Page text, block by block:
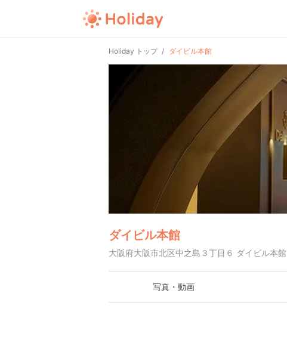
Holiday トップ ダイビル本館
ダイビル本館
大阪府大阪市北区中之島３丁目６ ダイビル本館
写真・動画